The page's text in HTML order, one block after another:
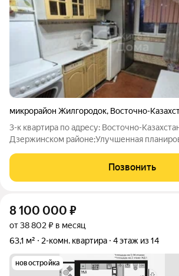
микрорайон Жилгородок, Восточно-
3-к квартира по адресу: Восточно-
Дзержинском районе;Улучшенная
метровНатяжные потолки. Пластиковые
линолеум. Раздельный
Позвонить
8 100 000 ₽
от 38 802 ₽ в месяц
63,1 м²
2-комн. квартира 4 этаж из 14
новостройка